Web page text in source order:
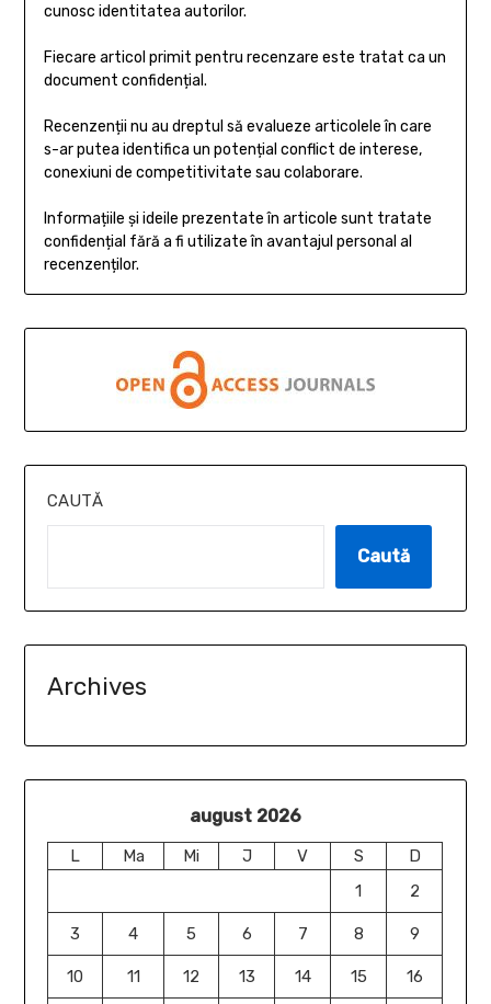
cunosc identitatea autorilor.
Fiecare articol primit pentru recenzare este tratat ca un
document confidențial.
Recenzenții nu au dreptul să evalueze articolele în care
s-ar putea identifica un potențial conflict de interese,
conexiuni de competitivitate sau colaborare.
Informațiile și ideile prezentate în articole sunt tratate
confidențial fără a fi utilizate în avantajul personal al
recenzenților.
CAUTĂ
Caută
Archives
august 2026
L Ma Mi J V S
D
1
2
3 4 5 6 7 8 9
10 11 12 13 14 15 16